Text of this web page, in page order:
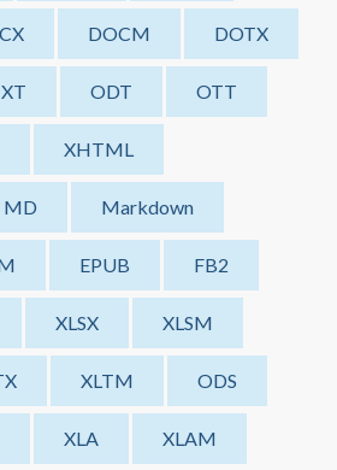
DOCM DOTX
ODT OTT
XHTML
MD Markdown
EPUB FB2
XLSX XLSM
XLTM ODS
XLA XLAM